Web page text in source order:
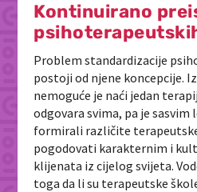
Kontinuirano
Problem standardizacije
postoji od njene koncepcije.
nemoguće je naći jedan
odgovara svima, pa je
formirali različite
pogodovati karakternim i
klijenata iz cijelog svijeta.
toga da li su terapeutske